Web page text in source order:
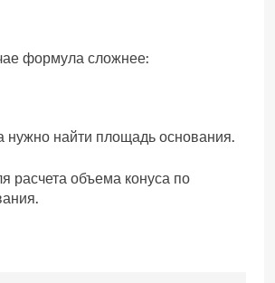
формула сложнее:
нужно найти площадь основания.
расчета объема конуса по